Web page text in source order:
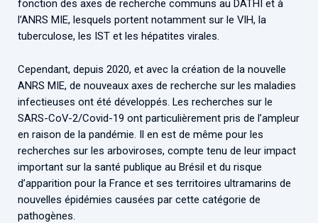
fonction des axes de recherche communs au DATHI et à
l’ANRS MIE, lesquels portent notamment sur le VIH, la
tuberculose, les IST et les hépatites virales.
Cependant, depuis 2020, et avec la création de la nouvelle
ANRS MIE, de nouveaux axes de recherche sur les maladies
infectieuses ont été développés. Les recherches sur le
SARS-CoV-2/Covid-19 ont particulièrement pris de l’ampleur
en raison de la pandémie. Il en est de même pour les
recherches sur les arboviroses, compte tenu de leur impact
important sur la santé publique au Brésil et du risque
d’apparition pour la France et ses territoires ultramarins de
nouvelles épidémies causées par cette catégorie de
pathogènes.